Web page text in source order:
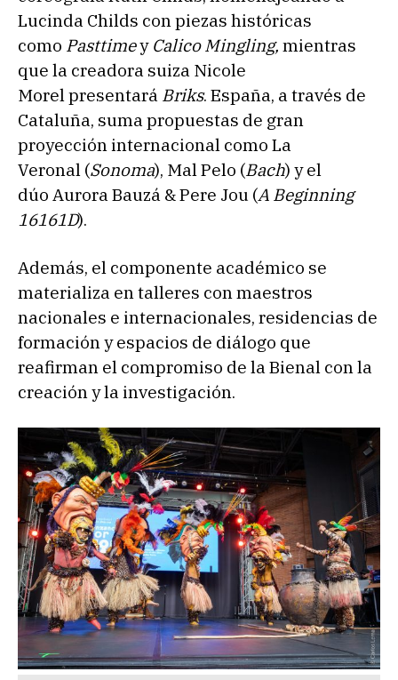
Lucinda Childs con piezas históricas
como Pasttimey Calico Mingling, mientras
que la creadora suiza Nicole
Morel presentará Briks. España, a través de
Cataluña, suma propuestas de gran
proyección internacional como La
Veronal (Sonoma), Mal Pelo (Bach) y el
dúo Aurora Bauzá & Pere Jou (A Beginning
16161D).
Además, el componente académico se
materializa en talleres con maestros
nacionales e internacionales, residencias de
formación y espacios de diálogo que
reafirman el compromiso de la Bienal con la
creación y la investigación.